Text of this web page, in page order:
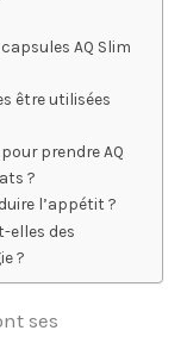
AQ Slim
être utilisées
prendre AQ
?
l’appétit ?
elles des
?
ses